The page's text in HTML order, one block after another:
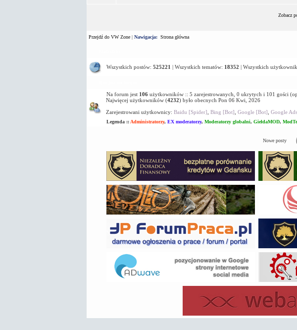
Zobacz
Przejdź do VW Zone| Nawigacja: Strona główna
Wszystkich postów: 525221 | Wszystkich tematów: 18352 | Wszystkich
Na forum jest 106użytkowników :: 5 zarejestrowanych, 0 ukrytych i 101 gości
Najwięcej użytkowników (4232) było obecnych Pon 06 Kwi, 2026
Zarejestrowani użytkownicy: Baidu [Spider] Bing [Bot] Google [Bot] Google
Legenda :: Administratorzy, EX moderatorzy, Moderatorzy globalni, GiełdaMOD,
Nowe posty